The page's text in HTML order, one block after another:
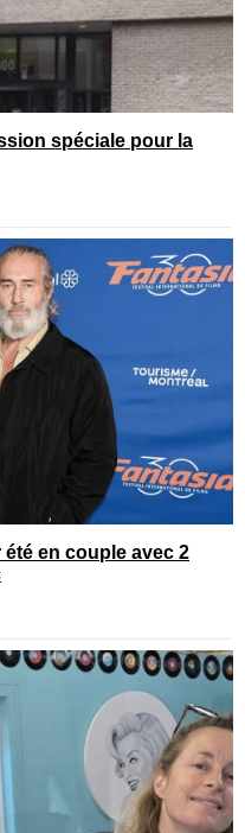
spéciale pour la
en couple avec 2